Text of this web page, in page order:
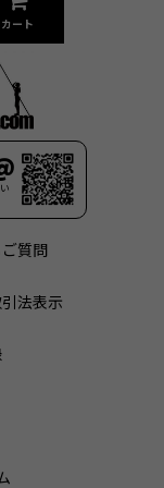
カート
質問
法表示